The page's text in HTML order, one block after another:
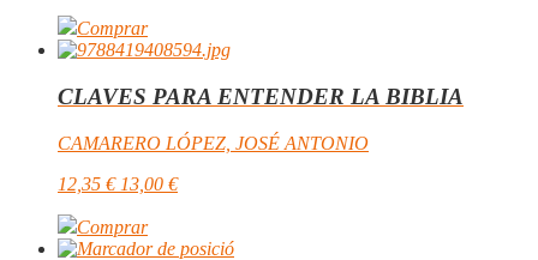
Comprar
CLAVES PARA ENTENDER LA BIBLIA
CAMARERO LÓPEZ, JOSÉ ANTONIO
12,35 € 13,00 €
Comprar